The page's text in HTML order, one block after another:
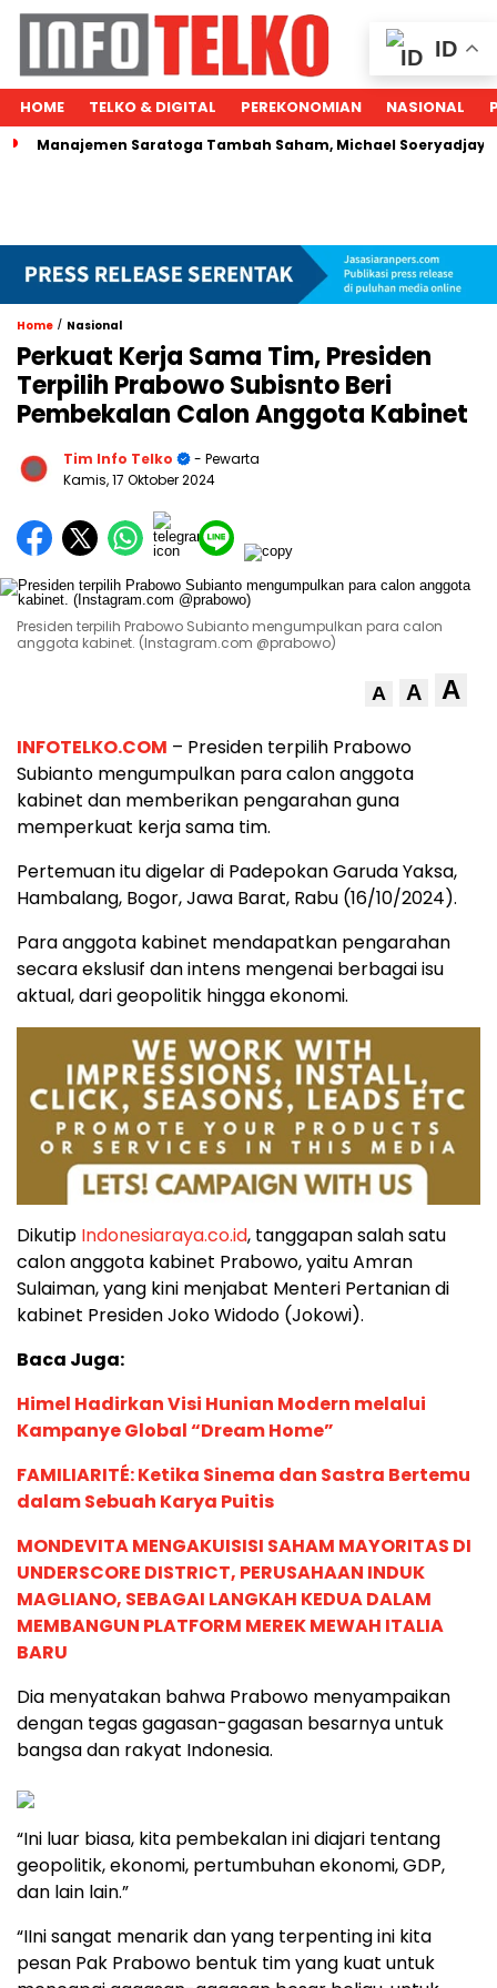
HOME TELKO & DIGITAL PEREKONOMIAN NASIONAL
Saratoga Tambah Saham, Michael Soeryadjaya
Home / Nasional
Perkuat Kerja Sama Tim, Presiden
Terpilih Prabowo Subisnto Beri
Pembekalan Calon Anggota Kabinet
Tim Info Telko
- Pewarta
Kamis, 17 Oktober 2024
Presiden terpilih Prabowo Subianto mengumpulkan para calon
anggota kabinet. (Instagram.com @prabowo)
A A A
INFOTELKO.COM – Presiden terpilih Prabowo
Subianto mengumpulkan para calon anggota
kabinet dan memberikan pengarahan guna
memperkuat kerja sama tim.
Pertemuan itu digelar di Padepokan Garuda Yaksa,
Hambalang, Bogor, Jawa Barat, Rabu (16/10/2024).
Para anggota kabinet mendapatkan pengarahan
secara ekslusif dan intens mengenai berbagai isu
aktual, dari geopolitik hingga ekonomi.
Dikutip Indonesiaraya.co.id, tanggapan salah satu
calon anggota kabinet Prabowo, yaitu Amran
Sulaiman, yang kini menjabat Menteri Pertanian di
kabinet Presiden Joko Widodo (Jokowi).
Baca Juga:
Himel Hadirkan Visi Hunian Modern melalui
Kampanye Global “Dream Home”
FAMILIARITÉ: Ketika Sinema dan Sastra Bertemu
dalam Sebuah Karya Puitis
MONDEVITA MENGAKUISISI SAHAM MAYORITAS DI
UNDERSCORE DISTRICT, PERUSAHAAN INDUK
MAGLIANO, SEBAGAI LANGKAH KEDUA DALAM
MEMBANGUN PLATFORM MEREK MEWAH ITALIA
BARU
Dia menyatakan bahwa Prabowo menyampaikan
dengan tegas gagasan-gagasan besarnya untuk
bangsa dan rakyat Indonesia.
“Ini luar biasa, kita pembekalan ini diajari tentang
geopolitik, ekonomi, pertumbuhan ekonomi, GDP,
dan lain lain.”
“IIni sangat menarik dan yang terpenting ini kita
pesan Pak Prabowo bentuk tim yang kuat untuk
ID